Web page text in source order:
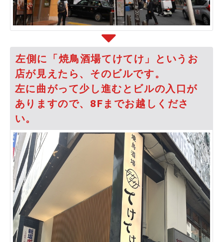
左側に「焼鳥酒場てけてけ」というお
店が見えたら、そのビルです。
左に曲がって少し進むとビルの入口が
ありますので、8Fまでお越しくださ
い。